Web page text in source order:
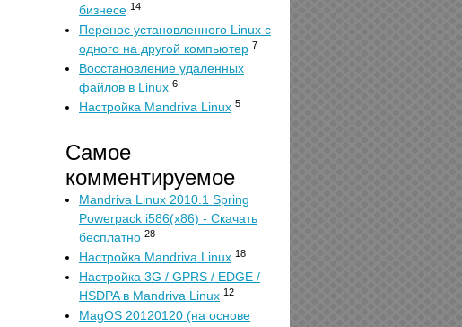
бизнесе 14
Перенос установленного Linux с
одного на другой компьютер 7
Восстановление удаленных
файлов в Linux 6
Настройка Mandriva Linux 5
Самое
комментируемое
Mandriva Linux 2010.1 Spring
Powerpack i586(x86) - Скачать
бесплатно 28
Настройка Mandriva Linux 18
Настройка 3G / GPRS / EDGE /
HSDPA в Mandriva Linux 12
MagOS 20120120 (на основе